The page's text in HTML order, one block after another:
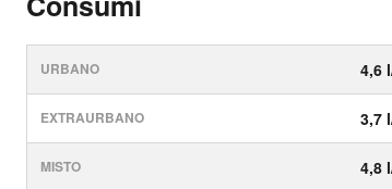
URBANO 4,6
EXTRAURBANO 3,7
MISTO 4,8